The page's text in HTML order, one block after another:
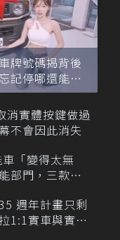
牌號碼揭背後
記停哪還能幫
消實體按鍵做過
不會因此消失
「變得太無
部門，三款手
週年計畫只剩
1:1實車與實體